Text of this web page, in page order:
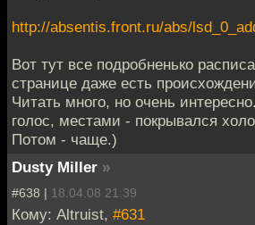
http://absentis.front.ru/abs/
Вот тут все подробненько
странице даже есть
Читать много, но очень
голос, местами - покрывался
Потом - чаще.)
Dusty Miller »
#638 | 18.04.08 21:39
Кому: Altruist, #631